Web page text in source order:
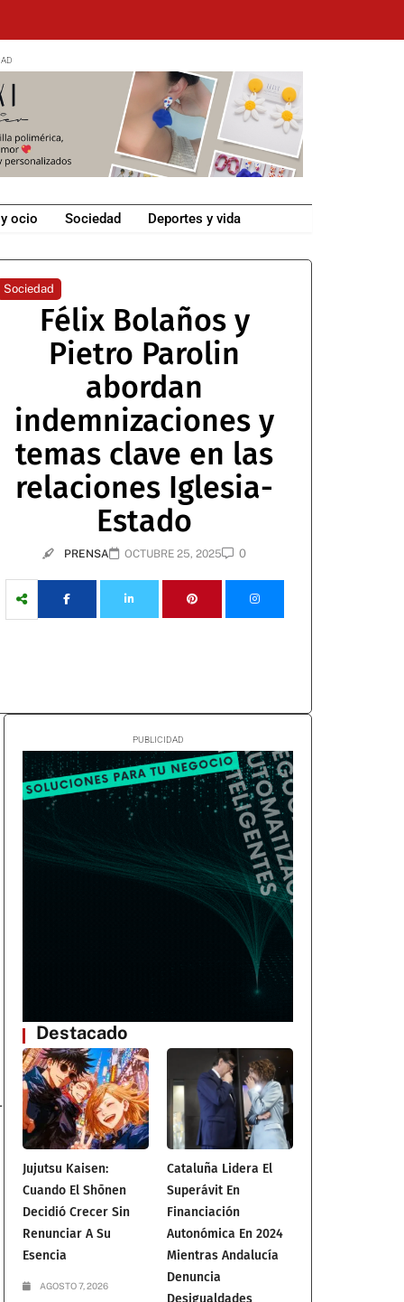
ocio Sociedad Deportes y vida
Sociedad
Félix Bolaños y
Pietro Parolin
abordan
indemnizaciones y
temas clave en las
relaciones Iglesia-
Estado
PRENSA OCTUBRE 25, 2025 0
Destacado
Jujutsu Kaisen:
Cuando El Shōnen
Decidió Crecer Sin
Renunciar A Su
Esencia
AGOSTO 7, 2026
Cataluña Lidera El
Superávit En
Financiación
Autonómica En 2024
Mientras Andalucía
Denuncia
Desigualdades